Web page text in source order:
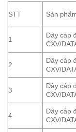
STT Sản
1
Dây cáp
CXV/
2
Dây cáp
CXV/
3
Dây cáp
CXV/
4
Dây cáp
CXV/